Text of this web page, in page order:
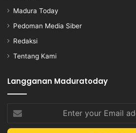
Madura Today
Pedoman Media Siber
Redaksi
Tentang Kami
Langganan Maduratoday
your
Email